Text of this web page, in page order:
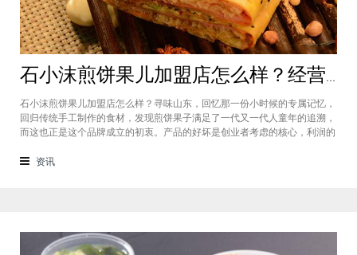
石小沫煎饼果儿加盟店怎么样？经营煎饼果子店利润如何
石小沫煎饼果儿加盟店怎么样？寻味山东，回忆那一份小时候的专属记忆，
回归传统手工制作的食材，发现煎饼果子满足了一代又一代人童年的追溯，
而这也正是这个品牌成立的初衷。产品的好坏是创业者考虑的核心，利润的
儿加盟怎么样？适不适合加盟？能赚钱吗？下面小编将为大家解答这些问
资讯